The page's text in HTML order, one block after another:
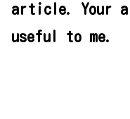
article. Your
useful to me.